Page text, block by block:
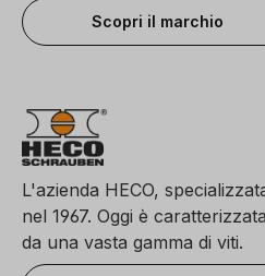
Scopri il marchio
L'azienda HECO,
nel 1967. Oggi è
da una vasta gamma di viti.